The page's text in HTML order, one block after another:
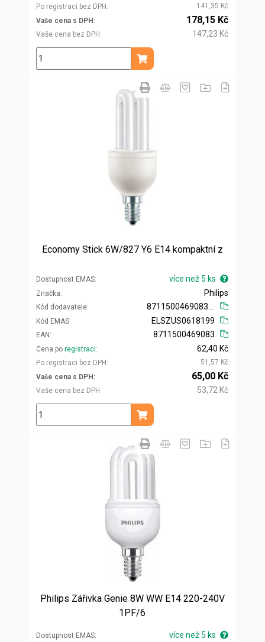
Po registraci bez DPH
141,35 Kč
Vaše cena s DPH
Vaše cena bez DPH
178,15 Kč
147,23 Kč
ks
Přidat do košíku
Economy Stick 6W/827 Y6 E14 kompaktní z
Dostupnost EMAS více než 5 ks
Značka
Kód dodavatele
Philips
Kód EMAS
EAN
ELSZUS0618199
8711500469083
Cena po registraci
Po registraci bez DPH
62,40 Kč
51,57 Kč
Vaše cena s DPH
Vaše cena bez DPH
65,00 Kč
53,72 Kč
ks
Přidat do košíku
Philips Zářivka Genie 8W WW E14 220-240V
1PF/6
Dostupnost EMAS více než 5 ks